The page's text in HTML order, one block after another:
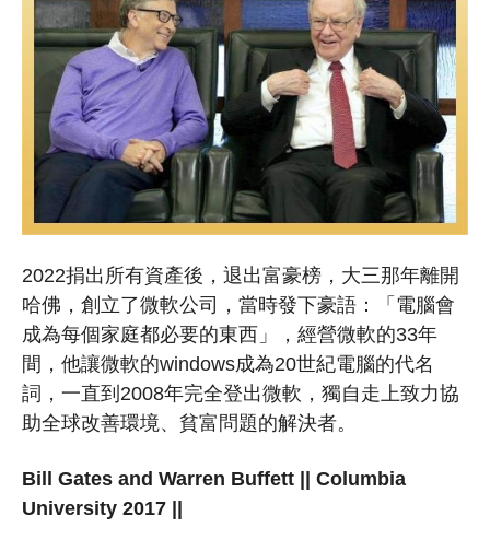
2022捐出所有資產後，退出富豪榜，大三那年離開
哈佛，創立了微軟公司，當時發下豪語：「電腦會
成為每個家庭都必要的東西」，經營微軟的33年
間，他讓微軟的windows成為20世紀電腦的代名
詞，一直到2008年完全登出微軟，獨自走上致力協
助全球改善環境、貧富問題的解決者。
Bill Gates and Warren Buffett || Columbia
University 2017 ||